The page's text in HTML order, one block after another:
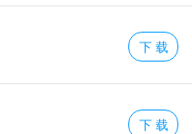
下 载
下 载